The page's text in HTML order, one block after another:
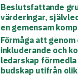
Beslutsfattande
värderingar,
en gemensam
Förmåga att
inkluderande och
ledarskap förmedla
budskap utifrån